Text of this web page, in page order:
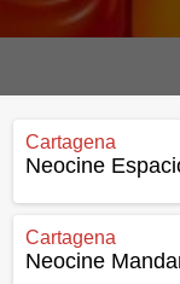
Cartagena
Neocine
Cartagena
Neocine